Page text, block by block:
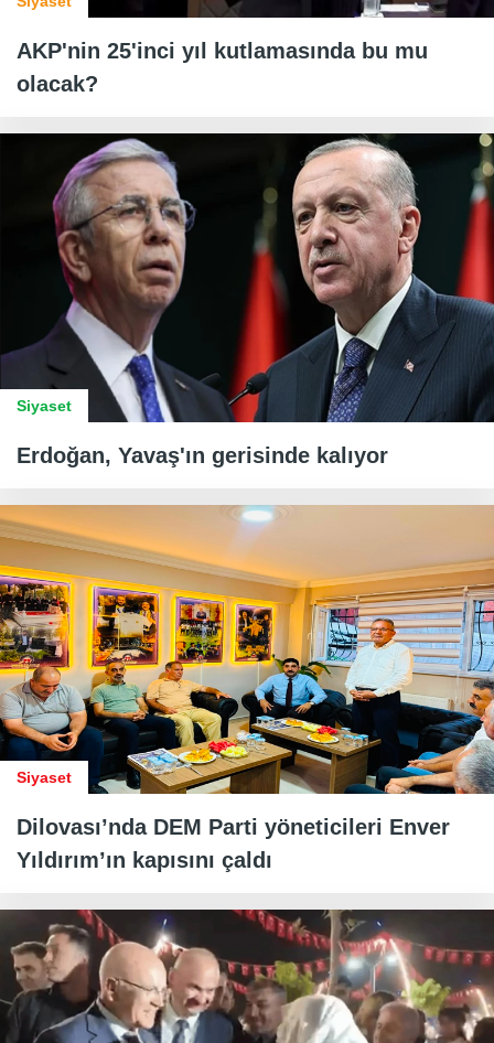
AKP'nin 25'inci yıl kutlamasında bu mu
olacak?
Siyaset
Erdoğan, Yavaş'ın gerisinde kalıyor
Siyaset
Dilovası’nda DEM Parti yöneticileri Enver
Yıldırım’ın kapısını çaldı